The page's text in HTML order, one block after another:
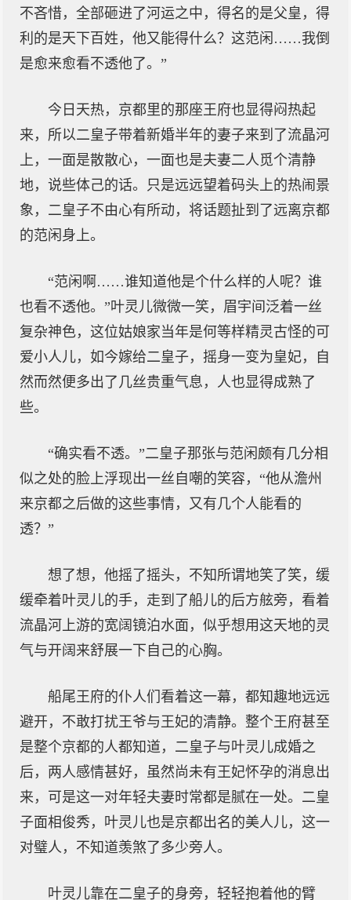
不吝惜，全部砸进了河运之中，得名的是父皇，得
利的是天下百姓，他又能得什么？这范闲……我倒
是愈来愈看不透他了。”
今日天热，京都里的那座王府也显得闷热起
来，所以二皇子带着新婚半年的妻子来到了流晶河
上，一面是散散心，一面也是夫妻二人觅个清静
地，说些体己的话。只是远远望着码头上的热闹景
象，二皇子不由心有所动，将话题扯到了远离京都
的范闲身上。
“范闲啊……谁知道他是个什么样的人呢？谁
也看不透他。”叶灵儿微微一笑，眉宇间泛着一丝
复杂神色，这位姑娘家当年是何等样精灵古怪的可
爱小人儿，如今嫁给二皇子，摇身一变为皇妃，自
然而然便多出了几丝贵重气息，人也显得成熟了
些。
“确实看不透。”二皇子那张与范闲颇有几分相
似之处的脸上浮现出一丝自嘲的笑容，“他从澹州
来京都之后做的这些事情，又有几个人能看的
透？”
想了想，他摇了摇头，不知所谓地笑了笑，缓
缓牵着叶灵儿的手，走到了船儿的后方舷旁，看着
流晶河上游的宽阔镜泊水面，似乎想用这天地的灵
气与开阔来舒展一下自己的心胸。
船尾王府的仆人们看着这一幕，都知趣地远远
避开，不敢打扰王爷与王妃的清静。整个王府甚至
是整个京都的人都知道，二皇子与叶灵儿成婚之
后，两人感情甚好，虽然尚未有王妃怀孕的消息出
来，可是这一对年轻夫妻时常都是腻在一处。二皇
子面相俊秀，叶灵儿也是京都出名的美人儿，这一
对璧人，不知道羡煞了多少旁人。
叶灵儿靠在二皇子的身旁，轻轻抱着他的臂